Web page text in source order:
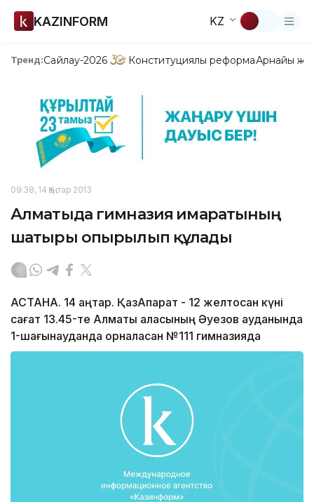
KAZINFORM KZ
Тренд:Сайлау-2026 Конституциялық реформаАрнайы
09:38, 14 Қаңтар 2013
Алматыда гимназия ғимаратының
шатыры опырылып құлады
АСТАНА. 14 қаңтар. ҚазАқпарат - 12 желтоқсан күні
сағат 13.45-те Алматы қаласының Әуезов ауданында
1-шағынауданда орналасқан №111 гимназияда